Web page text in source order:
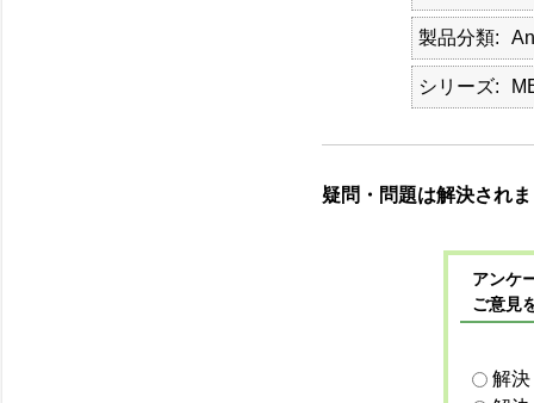
製品分類
シリーズ
疑問・問題は解決され
アンケ
ご意見
解